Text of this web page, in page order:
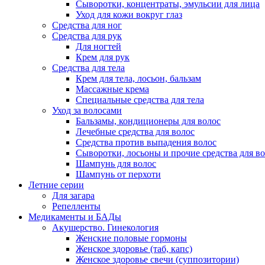
Сыворотки, концентраты, эмульсии для лица
Уход для кожи вокруг глаз
Средства для ног
Средства для рук
Для ногтей
Крем для рук
Средства для тела
Крем для тела, лосьон, бальзам
Массажные крема
Специальные средства для тела
Уход за волосами
Бальзамы, кондиционеры для волос
Лечебные средства для волос
Средства против выпадения волос
Сыворотки, лосьоны и прочие средства для
Шампунь для волос
Шампунь от перхоти
Летние серии
Для загара
Репелленты
Медикаменты и БАДы
Акушерство. Гинекология
Женские половые гормоны
Женское здоровье (таб, капс)
Женское здоровье свечи (суппозитории)